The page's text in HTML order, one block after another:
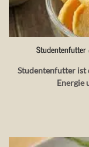
Studentenfutter
Studentenfutter ist
Energie